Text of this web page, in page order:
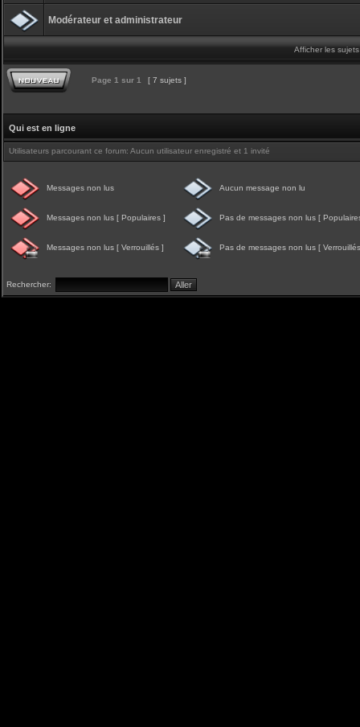
Modérateur et administrateur
Afficher les
Page 1 sur 1 [ 7 sujets ]
Qui est en ligne
Utilisateurs parcourant ce forum: Aucun utilisateur enregistré et 1 invité
Messages non lus Aucun message non lu
Messages non lus [ Populaires ] Pas de messages non lus [
Messages non lus [ Verrouillés ] Pas de messages non lus [
Rechercher: